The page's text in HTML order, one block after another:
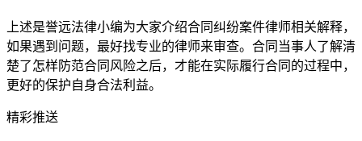
上述是誉远法律小编为大家介绍合同纠纷案件律师相关解释，
如果遇到问题，最好找专业的律师来审查。合同当事人了解清
楚了怎样防范合同风险之后，才能在实际履行合同的过程中，
更好的保护自身合法利益。
精彩推送